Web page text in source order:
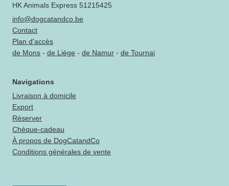
HK Animals Express 51215425
info@dogcatandco.be
Contact
Plan d'accès
de Mons - de Liège - de Namur - de Tournai
Navigations
Livraison à domicile
Export
Réserver
Chèque-cadeau
À propos de DogCatandCo
Conditions générales de vente